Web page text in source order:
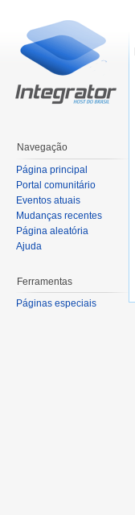
Navegação
Página principal
Portal comunitário
Eventos atuais
Mudanças recentes
Página aleatória
Ajuda
Ferramentas
Páginas especiais